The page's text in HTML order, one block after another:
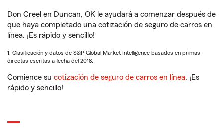
Don Creel en Duncan, OK le ayudará a comenzar después de
que haya completado una cotización de seguro de carros en
línea. ¡Es rápido y sencillo!
1. Clasificación y datos de S&P Global Market Intelligence basados en primas
directas escritas a fecha del 2018.
Comience su cotización de seguro de carros en línea. ¡Es
rápido y sencillo!